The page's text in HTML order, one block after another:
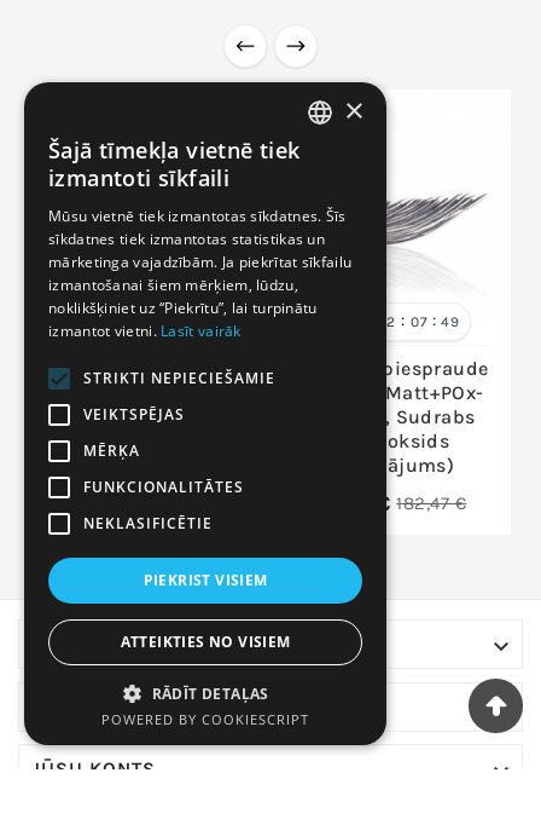
Sudraba piespraude
2920213(Matt+POx-
MattBk)_AG-BR,
Sudrabs 925°, oksids
(pārklājums), Ahāts
-30%
12 : 07 : 49
Sudraba piespraude
2920019(Matt+POx-
MattBk), Sudrabs
925°, oksids
(pārklājums)
127,73 € 182,47 €
VEIKALA INFORMĀCIJA 
UZŅĒMUMS 
JŪSU KONTS 
LITHUANIAN
RUSSIAN
ENGLISH
×
Šajā tīmekļa vietnē tiek
izmantoti sīkfaili
Mūsu vietnē tiek izmantotas sīkdatnes. Šīs
sīkdatnes tiek izmantotas statistikas un
mārketinga vajadzībām. Ja piekrītat sīkfailu
izmantošanai šiem mērķiem, lūdzu,
noklikšķiniet uz “Piekrītu”, lai turpinātu
izmantot vietni. Lasīt vairāk
STRIKTI NEPIECIEŠAMIE
VEIKTSPĒJAS
MĒRĶA
FUNKCIONALITĀTES
NEKLASIFICĒTIE
PIEKRIST VISIEM
ATTEIKTIES NO VISIEM
RĀDĪT DETAĻAS
POWERED BY COOKIESCRIPT